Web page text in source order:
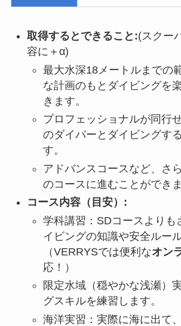
取得するとできること:(スクー
容に＋α)
最大水深18メートルまでの
な計画のもとダイビングを
きます。
プロフェッショナルが同行
のダイバーとダイビングす
す。
アドバンスコースなど、さ
のコースに進むことができま
コース内容（目安）:
学科講習：SDコースよりも
イビングの知識や安全ルー
（VERRYSでは便利なオン
応！）
限定水域（穏やかな浅瀬）
グスキルを練習します。
海洋実習：実際に海に出て